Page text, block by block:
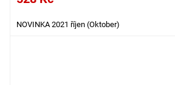
NOVINKA 2021 říjen (Oktober)